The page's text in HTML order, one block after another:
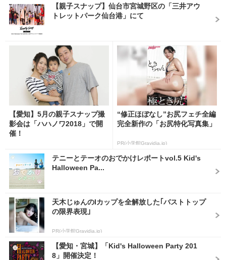
【親子スナップ】仙台市宮城野区の「三井アウ
トレットパーク仙台港」にて
【愛知】5月の親子スナップ撮
影会は「ハハノワ2018」で開
催！
“修正ほぼなし”お尻フェチ全編
完全新作の「お尻特化写真集」
PR(小学館Gravidia.jp)
テニーとテーオのおでかけレポートvol.5 Kid's
Halloween Pa...
天木じゅんのIカップを全解放した｢バストトップ
の限界表現｣
PR(小学館Gravidia.jp)
【愛知・宮城】「Kid's Halloween Party 201
8」開催決定！